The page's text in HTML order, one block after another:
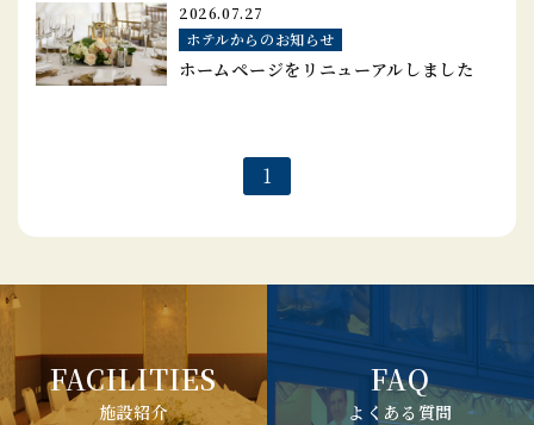
2026.07.27
ホテルからのお知らせ
ホームページをリニューアルしました
1
FACILITIES
施設紹介
FAQ
よくある質問